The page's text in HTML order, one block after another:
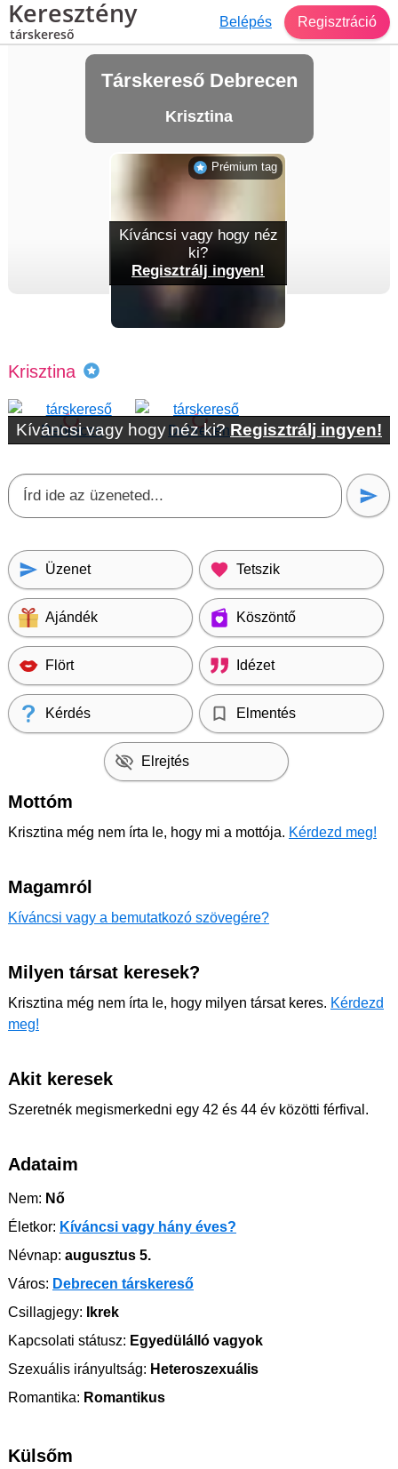
Keresztény
társkereső
Belépés Regisztráció
Társkereső Debrecen
Krisztina
Krisztina
Kíváncsi vagy hogy néz ki?Regisztrálj ingyen!
Üzenet Tetszik
Ajándék Köszöntő
Flört Idézet
Kérdés Elmentés
Elrejtés
Mottóm
Krisztina még nem írta le, hogy mi a mottója. Kérdezd meg!
Magamról
Kíváncsi vagy a bemutatkozó szövegére?
Milyen társat keresek?
Krisztina még nem írta le, hogy milyen társat keres. Kérdezd
meg!
Akit keresek
Szeretnék megismerkedni egy 42 és 44 év közötti férfival.
Adataim
Nem: Nő
Életkor: Kíváncsi vagy hány éves?
Névnap: augusztus 5.
Város: Debrecen társkereső
Csillagjegy: Ikrek
Kapcsolati státusz: Egyedülálló vagyok
Szexuális irányultság: Heteroszexuális
Romantika: Romantikus
Külsőm
Kíváncsi vagy hogy néz
ki?
Regisztrálj ingyen!
Prémium tag